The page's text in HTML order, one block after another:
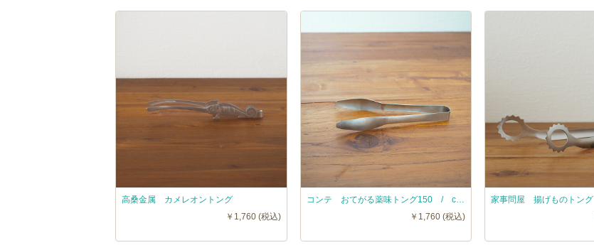
高桑金属 カメレオントング
￥1,760 (税込)
コンテ おてがる薬味トング150 / conte
￥1,760 (税込)
家事問屋 揚げものトング